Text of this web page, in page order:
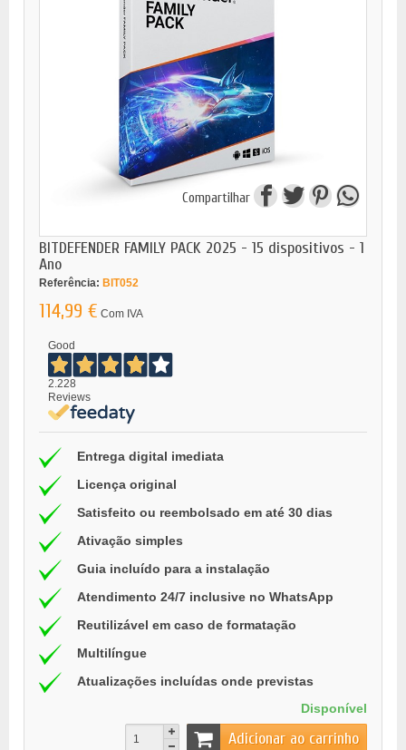
Compartilhar
BITDEFENDER FAMILY PACK 2025 - 15 dispositivos - 1
Ano
Referência: BIT052
114,99 € Com IVA
Good
2.228
Reviews
Entrega digital imediata
Licença original
Satisfeito ou reembolsado em até 30 dias
Ativação simples
Guia incluído para a instalação
Atendimento 24/7 inclusive no WhatsApp
Reutilizável em caso de formatação
Multilíngue
Atualizações incluídas onde previstas
Disponível
Adicionar ao carrinho